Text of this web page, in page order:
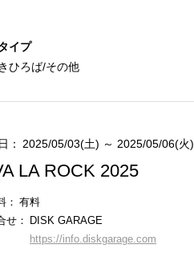
イプ
ひろば/その他
： 2025/05/03(土) ～ 2025/05/06(火)
LA ROCK 2025
： 有料
せ：
DISK GARAGE
https://info.diskgarage.com